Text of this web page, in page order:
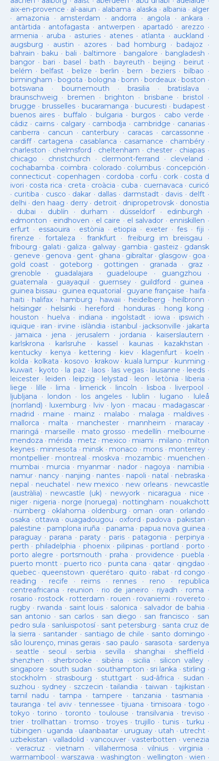
aix-en-provence · al-aaiun · alabama · alaska · albania · alger
· amazonia · amsterdam · andorra · angola · ankara ·
antàrtida · antofagasta · antwerpen · apartadó · arezzo ·
armenia · aruba · asturies· atenes· atlanta · auckland ·
augsburg · austin · azores·bad homburg ·badajoz ·
bahrain ·baku · bali ·baltimore ·bangalore · bangladesh ·
bangor· bari ·basel ·bath · bayreuth ·beijing ·beirut ·
belém · belfast· belize · berlin ·bern ·beziers ·bilbao ·
birmingham · bogota · bologna ·bonn ·bordeaux ·boston ·
botswana · bournemouth ·brasilia ·bratislava ·
braunschweig · bremen ·brighton · brisbane · bristol ·
brugge · brusselles· bucaramanga · bucuresti · budapest·
buenos aires· buffalo · bulgaria · burgos· cabo verde ·
cádiz · cairns· calgary · cambodja · cambridge · canarias·
canberra · cancun · canterbury · caracas · carcassonne ·
cardiff· cartagena · casablanca · casamance · chambéry·
charleston · chelmsford · cheltenham · chester· chiapas ·
chicago · christchurch · clermont-ferrand · cleveland ·
cochabamba · coimbra · colorado · columbus· concepción ·
connecticut· copenhagen · cordoba · corfu · cork · costa d
ivori · costa rica · creta · croàcia · cuba · cuernavaca · curicó
· curitiba · cusco · dakar · dallas · darmstadt· davis · delft ·
delhi · den haag · derry· detroit· dnipropetrovsk· donostia
· dubai · dublín · durham · düsseldorf· edinburgh ·
edmonton · eindhoven · el caire · el salvador · enniskillen ·
erfurt· essaouira · estònia · etiopia · exeter· fes· fiji ·
firenze ·fortaleza · frankfurt· freiburg im breisgau ·
fribourg · galati · galiza · galway· gambia · gasteiz · gdansk
· geneve · genova · gent· ghana · gibraltar· glasgow· goa ·
gold coast · goteborg · gottingen · granada · graz ·
grenoble · guadalajara · guadeloupe · guangzhou ·
guatemala · guayaquil · guernsey· guildford · guinea ·
guinea bissau · guinea equatorial · guyane française · haifa ·
haiti · halifax · hamburg · hawaii · heidelberg · heilbronn ·
helsingør· helsinki · hereford · honduras· hong kong ·
houston · huelva · indiana · ingolstadt· iowa · ipswich ·
iquique · iran · irvine · islàndia · istanbul · jacksonville · jakarta
· jamaica · jena · jerusalem · jordania · kaiserslautern ·
karlskrona · karlsruhe · kassel · kaunas· kazakhstan ·
kentucky· kenya · kettering · kiev· klagenfurt · koeln ·
kolda · kolkata · kosovo · krakow· kuala lumpur · kunming ·
kuwait· kyoto · la paz · laos· las vegas· lausanne · leeds ·
leicester· leiden · leipzig · lelystad · leon · letònia · liberia ·
liege · lille · lima · limerick· lincoln · lisboa · liverpool ·
ljubljana · london · los angeles· lublin · lugano · luleå
(norrland) · luxemburg · lviv · lyon · macau · madagascar·
madrid · maine · mainz · malabo · malaga · maldives·
mallorca · malta · manchester· mannheim · maracay·
maringá · marseille · mato grosso · medellín · melbourne ·
mendoza · mérida · metz · mexico · miami · milano · milton
keynes· minnesota · minsk · monaco · mons · monterrey ·
montpellier· montreal · moskva · mozambic· muenchen ·
mumbai · murcia · myanmar· nador · nagoya · namibia ·
namur· nancy · nanjing · nantes · napoli · natal · nebraska ·
nepal · neuchatel · new mexico · new orleans· newcastle
(austràlia) · newcastle (uk) · newyork· nicaragua · nice ·
niger· nigeria · norge (noruega) · nottingham · nouakchott
· nürnberg · oklahoma · oldenburg · oman · oran · orlando ·
osaka · ottawa · ouagadougou · oxford ·padova ·pakistan ·
palestine · pamplona iruña · panama · papua nova guinea ·
paraguay· parana ·paraty · paris·patagonia · perpinya ·
perth ·philadelphia · phoenix·pilipinas ·portland · porto ·
porto alegre ·portsmouth ·praha · providence ·puebla ·
puerto montt· puerto rico ·punta cana · qatar · qingdao ·
quebec· queenstown · querétaro · quito · rabat · rd congo ·
reading · recife · reims· rennes · reno · republica
centreafricana · reunion · rio de janeiro · riyadh · roma ·
rosario · rostock · rotterdam · rouen · rovaniemi · rovereto ·
rugby· rwanda · saint louis · salonica · salvador de bahia ·
san antonio · san carlos· san diego · san francisco · san
pedro sula · sanluispotosí· sant petersburg · santa cruz de
la sierra · santander · santiago de chile · santo domingo ·
são lourenço, minas gerais · sao paulo · sarasota · sardenya
· seattle · seoul · serbia · sevilla · shanghai · sheffield ·
shenzhen · sherbrooke · sibèria · sicilia · silicon valley ·
singapore · south sudan · southampton · sri lanka · stirling ·
stockholm · strasbourg · stuttgart· sud-âfrica · sudan ·
suzhou · sydney · szczecin ·tailandia ·taiwan · tajikistan ·
tamil nadu ·tampa · tampere · tanzania ·tasmania ·
tauranga ·tel aviv· tennessee ·tijuana ·timisoara ·togo ·
tokyo ·torino ·toronto ·toulouse ·transilvania ·treviso ·
trier· trollhattan · tromso · troyes·trujillo ·tunis ·turku ·
tübingen · uganda · ulaanbaatar · uruguay · utah · utrecht ·
uzbekistan · valladolid · vancouver· vasterbotten · venezia
· veracruz · vietnam · villahermosa ·vilnius ·virginia ·
warrnambool ·warszawa ·washington · wellington · wien ·